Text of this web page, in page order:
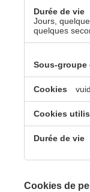
Jours,
quelques
vuid
Cookies de